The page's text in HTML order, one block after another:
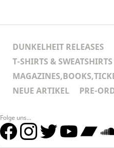
DUNKELHEIT RELEASES
T-SHIRTS & SWEATSHIRTS
NEUE ARTIKEL
PRE-
Folge uns...